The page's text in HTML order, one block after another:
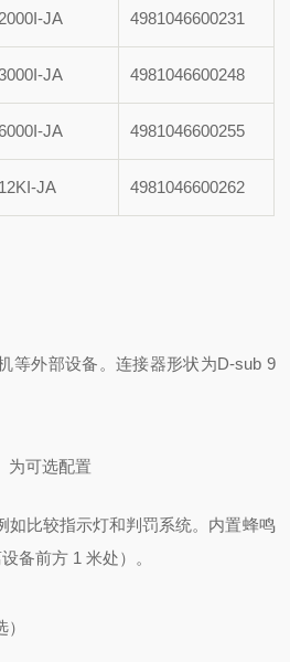
JA 4981046600231
JA 4981046600248
JA 4981046600255
JA 4981046600262
等外部设备。 连接器形状为D-sub 9
为可选配置
比较指示灯和判罚系统。 内置蜂鸣
备前方 1 米处）。